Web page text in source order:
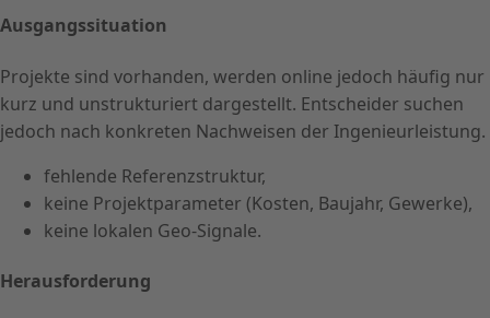
Ausgangssituation
Projekte sind vorhanden, werden online jedoch häufig nur
kurz und unstrukturiert dargestellt. Entscheider suchen
jedoch nach konkreten Nachweisen der Ingenieurleistung.
fehlende Referenzstruktur,
keine Projektparameter (Kosten, Baujahr, Gewerke),
keine lokalen Geo-Signale.
Herausforderung